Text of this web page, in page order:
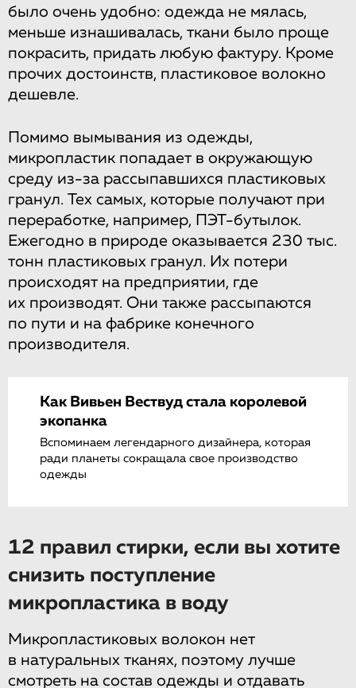
было очень удобно: одежда не мялась,
меньше изнашивалась, ткани было проще
покрасить, придать любую фактуру. Кроме
прочих достоинств, пластиковое волокно
дешевле.
Помимо вымывания из одежды,
микропластик попадает в окружающую
среду из-за рассыпавшихся пластиковых
гранул. Тех самых, которые получают при
переработке, например, ПЭТ-бутылок.
Ежегодно в природе оказывается 230 тыс.
тонн пластиковых гранул. Их потери
происходят на предприятии, где
их производят. Они также рассыпаются
по пути и на фабрике конечного
производителя.
Как Вивьен Вествуд стала королевой
экопанка
Вспоминаем легендарного дизайнера, которая
ради планеты сокращала свое производство
одежды
12 правил стирки, если вы хотите
снизить поступление
микропластика в воду
Микропластиковых волокон нет
в натуральных тканях, поэтому лучше
смотреть на состав одежды и отдавать